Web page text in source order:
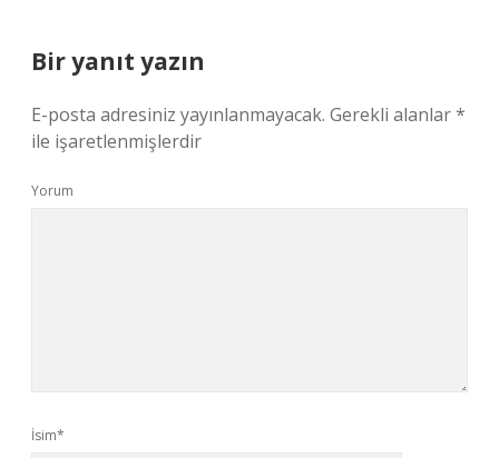
Bir yanıt yazın
E-posta adresiniz yayınlanmayacak. Gerekli alanlar*
ile işaretlenmişlerdir
Yorum
İsim*